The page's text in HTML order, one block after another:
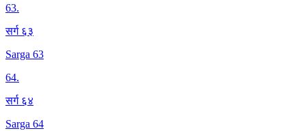
63.
सर्ग ६३
Sarga 63
64.
सर्ग ६४
Sarga 64